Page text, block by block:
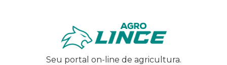
Seu portal on-line de agricultura.